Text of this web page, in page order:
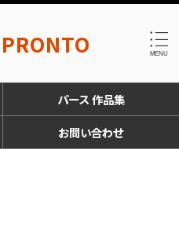
パース 作品集
お問い合わせ